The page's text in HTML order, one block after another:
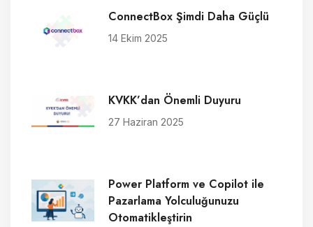
ConnectBox Şimdi Daha Güçlü
14 Ekim 2025
KVKK’dan Önemli Duyuru
27 Haziran 2025
Power Platform ve Copilot ile
Pazarlama Yolculuğunuzu
Otomatikleştirin